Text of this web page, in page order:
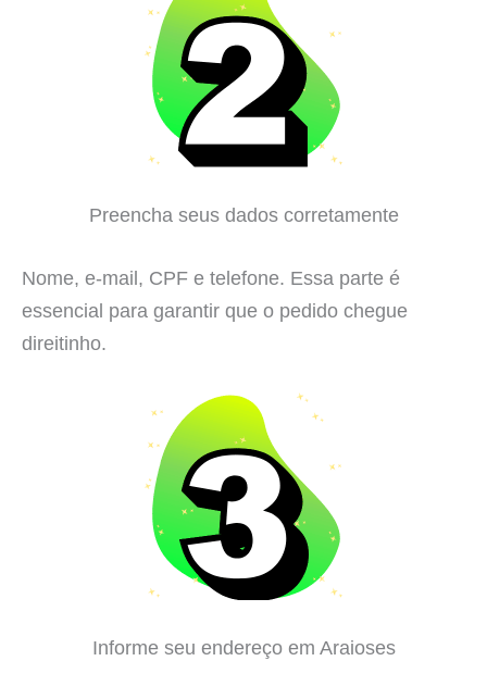
Preencha seus dados corretamente
Nome, e-mail, CPF e telefone. Essa parte é
essencial para garantir que o pedido chegue
direitinho.
Informe seu endereço em Araioses